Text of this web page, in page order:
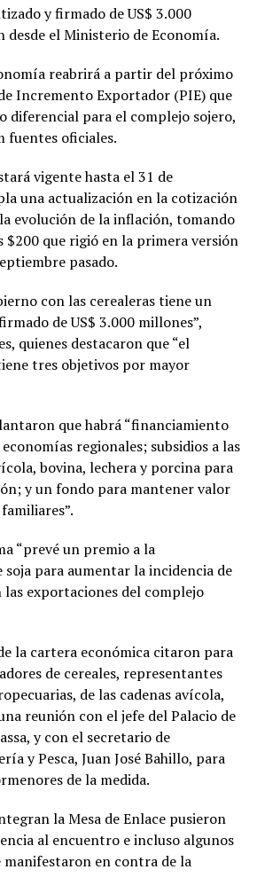
y firmado de US$ 3.000
desde el Ministerio de Economía.
reabrirá a partir del próximo
Incremento Exportador (PIE) que
diferencial para el complejo sojero,
fuentes oficiales.
vigente hasta el 31 de
una actualización en la cotización
evolución de la inflación, tomando
$200 que rigió en la primera versión
pasado.
con las cerealeras tiene un
de US$ 3.000 millones”,
quienes destacaron que “el
tres objetivos por mayor
que habrá “financiamiento
regionales; subsidios a las
bovina, lechera y porcina para
y un fondo para mantener valor
“prevé un premio a la
para aumentar la incidencia de
las exportaciones del complejo
la cartera económica citaron para
de cereales, representantes
de las cadenas avícola,
reunión con el jefe del Palacio de
y con el secretario de
y Pesca, Juan José Bahillo, para
de la medida.
la Mesa de Enlace pusieron
al encuentro e incluso algunos
manifestaron en contra de la